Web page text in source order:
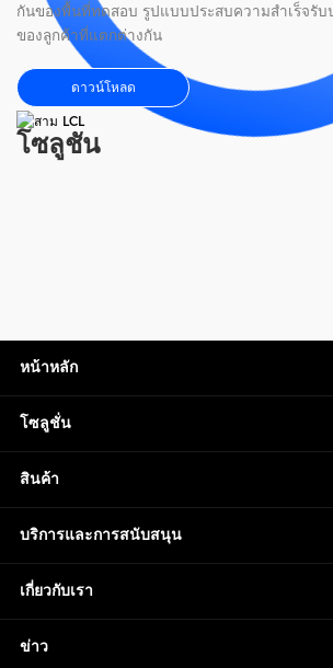
กันของพื้นที่ทดสอบ รูปแบบประสบความสำเร็จรับ
ของลูกค้าที่แตกต่างกัน
ดาวน์โหลด
โซลูชัน
หน้าหลัก
โซลูชั่น
สินค้า
บริการและการสนับสนุน
เกี่ยวกับเรา
ข่าว